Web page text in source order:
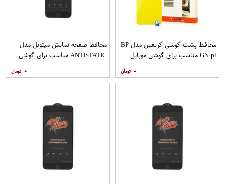
محافظ پشت گوشی گریفین مدل BP
GN pl مناسب برای گوشی موبایل
۰
محافظ صفحه نمایش میتوبل مدل
ANTISTATIC مناسب برای گوشی
۰